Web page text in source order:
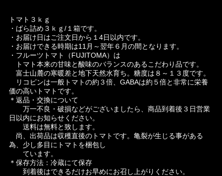
トマト３ｋｇ
・ばら詰め３ｋｇ/１箱です。
・お届け日はご注文日から１4日以内です。
・お届けできる時期は11月～翌年６月の間となります。
・フルーツトマト（FUJITOMA）は
トマト本来の甘味と酸味のバランスのあるこだわり品です。
富士山麓の寒暖差と地下天然水育ち。糖度は８～１３度です。
リコピンは一般トマトの約３倍、GABAは約５倍と非常に栄養
価の高いトマトです。
＊返品・交換について
万一不良・破損などがございましたら、商品到着後３日営業
日以内にお知らせください。
送料は無料と致します。
尚、出荷品は収穫直後のトマトです。亀裂が生じる事がある
為、少し多目にトマトを梱包し
ています。
＊保存方法：冷蔵にて保存
到着後はできるだけお早めにお召し上がりください。